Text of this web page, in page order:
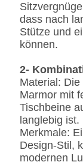
dass nach
Stütze und
können.
2-
Material:
Marmor mit
Tischbeine
langlebig ist.
Merkmale:
Design-Stil,
modernen